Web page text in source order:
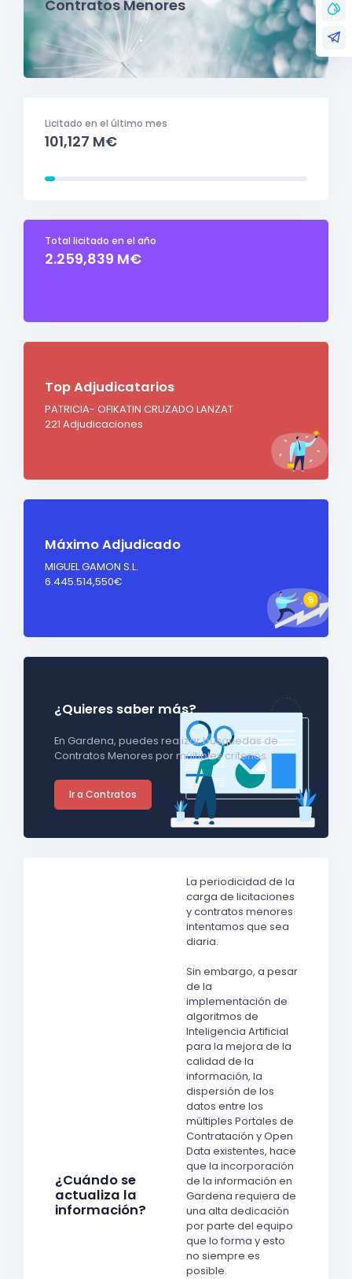
Contratos Menores
Licitado en el último mes
101,127 M€
Total licitado en el año
2.259,839 M€
Top Adjudicatarios
PATRICIA- OFIKATIN CRUZADO LANZAT
221 Adjudicaciones
Máximo Adjudicado
MIGUEL GAMON S.L.
6.445.514,550€
¿Quieres saber más?
En Gardena, puedes realizar búsquedas de
Contratos Menores por múltiples criterios.
Ir a Contratos
¿Cuándo se
actualiza la
información?
La periodicidad de la
carga de licitaciones
y contratos menores
intentamos que sea
diaria.
Sin embargo, a pesar
de la
implementación de
algoritmos de
Inteligencia Artificial
para la mejora de la
calidad de la
información, la
dispersión de los
datos entre los
múltiples Portales de
Contratación y Open
Data existentes, hace
que la incorporación
de la información en
Gardena requiera de
una alta dedicación
por parte del equipo
que lo forma y esto
no siempre es
posible.